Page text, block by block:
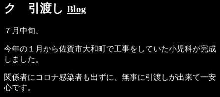
ク 引渡し Blog
７月中旬、
今年の１月から佐賀市大和町で工事をしていた小児科が完成
しました。
関係者にコロナ感染者も出ずに、無事に引渡しが出来て一安
心です。